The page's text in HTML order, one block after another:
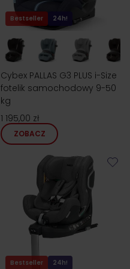
Bestseller 24h!
Cybex PALLAS G3 PLUS i-Size
fotelik samochodowy 9-50
kg
1 195,00 zł
ZOBACZ
Bestseller 24h!